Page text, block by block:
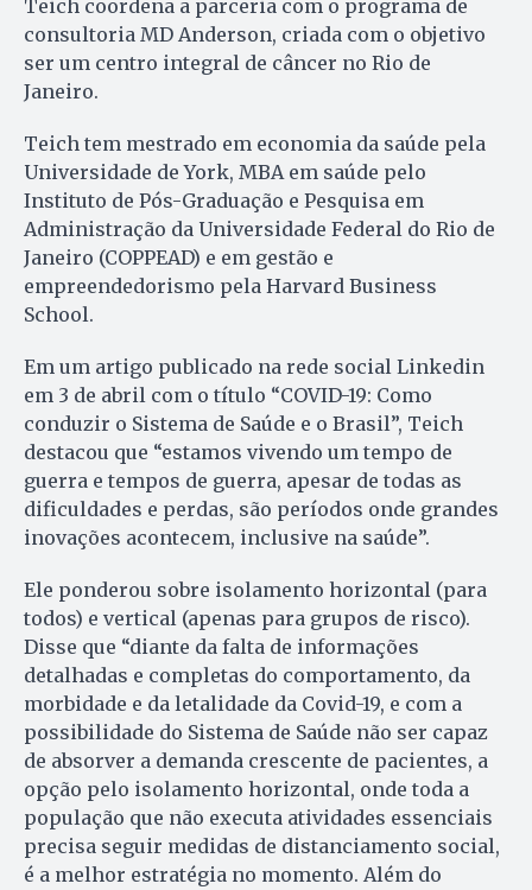
Teich coordena a parceria com o programa de
consultoria MD Anderson, criada com o objetivo
ser um centro integral de câncer no Rio de
Janeiro.
Teich tem mestrado em economia da saúde pela
Universidade de York, MBA em saúde pelo
Instituto de Pós-Graduação e Pesquisa em
Administração da Universidade Federal do Rio de
Janeiro (COPPEAD) e em gestão e
empreendedorismo pela Harvard Business
School.
Em um artigo publicado na rede social Linkedin
em 3 de abril com o título “COVID-19: Como
conduzir o Sistema de Saúde e o Brasil”, Teich
destacou que “estamos vivendo um tempo de
guerra e tempos de guerra, apesar de todas as
dificuldades e perdas, são períodos onde grandes
inovações acontecem, inclusive na saúde”.
Ele ponderou sobre isolamento horizontal (para
todos) e vertical (apenas para grupos de risco).
Disse que “diante da falta de informações
detalhadas e completas do comportamento, da
morbidade e da letalidade da Covid-19, e com a
possibilidade do Sistema de Saúde não ser capaz
de absorver a demanda crescente de pacientes, a
opção pelo isolamento horizontal, onde toda a
população que não executa atividades essenciais
precisa seguir medidas de distanciamento social,
é a melhor estratégia no momento. Além do